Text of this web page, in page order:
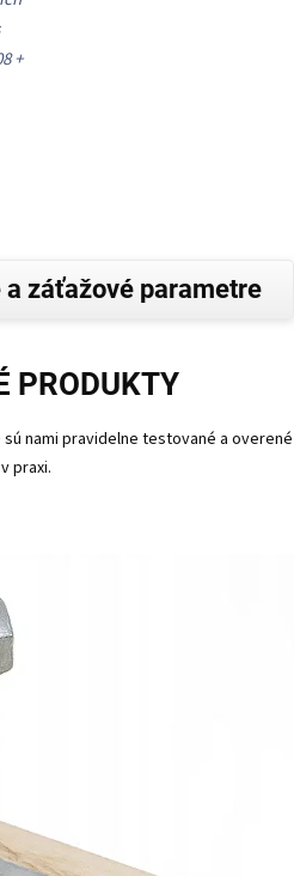
+
záťažové parametre
PRODUKTY
nami pravidelne testované a overené
v praxi.